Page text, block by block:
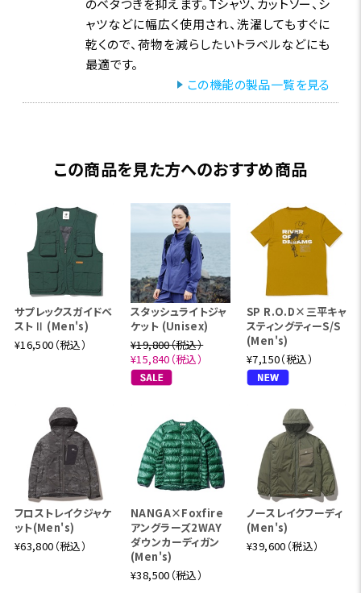
のベタつきを抑えます。Tシャツ、カットソー、シ
ャツなどに幅広く使用され、洗濯してもすぐに
乾くので、荷物を減らしたいトラベルなどにも
最適です。
この機能の製品一覧を見る
この商品を見た方へのおすすめ商品
サプレックスガイドベ
ストⅡ (Men's)
¥16,500（税込）
スタッシュライトジャ
ケット (Unisex)
¥19,800（税込）
¥15,840（税込）
SP R.O.D×三平キャ
スティングティーS/S
(Men's)
¥7,150（税込）
フロストレイクジャケ
ット(Men's)
¥63,800（税込）
NANGA×Foxfire
アングラーズ2WAY
ダウンカーディガン
(Men's)
¥38,500（税込）
ノースレイクフーディ
(Men's)
¥39,600（税込）